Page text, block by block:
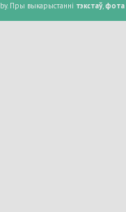
Пры выкарыстанні тэкстаў,фота